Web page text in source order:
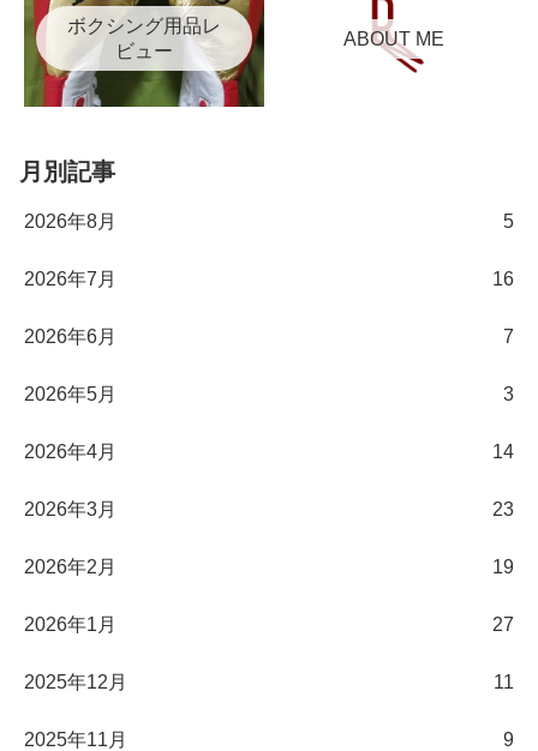
ボクシング用品レ
ビュー
ABOUT ME
月別記事
2026年8月 5
2026年7月 16
2026年6月 7
2026年5月 3
2026年4月 14
2026年3月 23
2026年2月 19
2026年1月 27
2025年12月 11
2025年11月 9